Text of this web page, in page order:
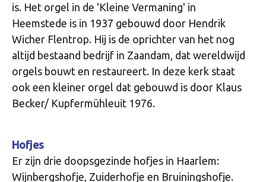
is. Het orgel in de 'Kleine Vermaning' in
Heemstede is in 1937 gebouwd door Hendrik
Wicher Flentrop. Hij is de oprichter van het nog
altijd bestaand bedrijf in Zaandam, dat wereldwijd
orgels bouwt en restaureert. In deze kerk staat
ook een kleiner orgel dat gebouwd is door Klaus
Becker/ Kupfermühleuit 1976.
Hofjes
Er zijn drie doopsgezinde hofjes in Haarlem:
Wijnbergshofje, Zuiderhofje en Bruiningshofje.